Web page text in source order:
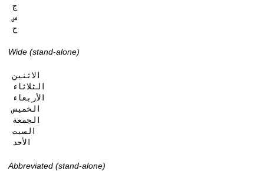
ج
س
ح
Wide (stand-alone)
الاثنين
الثلاثاء
الأربعاء
الخميس
الجمعة
السبت
الأحد
Abbreviated (stand-alone)